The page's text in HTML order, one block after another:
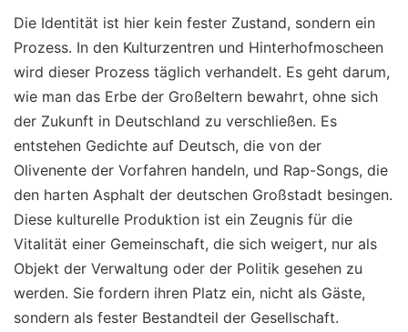
Die Identität ist hier kein fester Zustand, sondern ein
Prozess. In den Kulturzentren und Hinterhofmoscheen
wird dieser Prozess täglich verhandelt. Es geht darum,
wie man das Erbe der Großeltern bewahrt, ohne sich
der Zukunft in Deutschland zu verschließen. Es
entstehen Gedichte auf Deutsch, die von der
Olivenente der Vorfahren handeln, und Rap-Songs, die
den harten Asphalt der deutschen Großstadt besingen.
Diese kulturelle Produktion ist ein Zeugnis für die
Vitalität einer Gemeinschaft, die sich weigert, nur als
Objekt der Verwaltung oder der Politik gesehen zu
werden. Sie fordern ihren Platz ein, nicht als Gäste,
sondern als fester Bestandteil der Gesellschaft.